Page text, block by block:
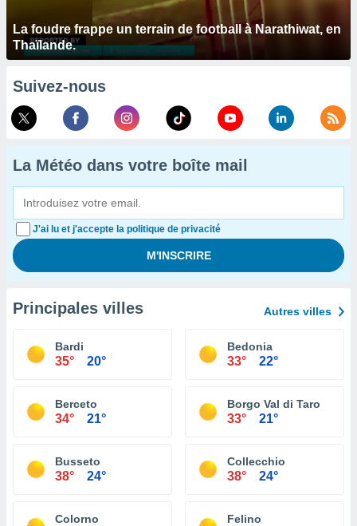
La foudre frappe un terrain de football à Narathiwat, en
Thaïlande.
Suivez-nous
La Météo dans votre boîte mail
J'ai lu et j'accepte la politique de privacité
Principales villes Autres villes
Bardi
35° 20°
Bedonia
33° 22°
Berceto
34° 21°
Borgo Val di Taro
33° 21°
Busseto
38° 24°
Collecchio
38° 24°
Colorno Felino